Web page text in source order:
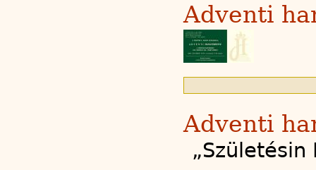
Adventi
Adventi